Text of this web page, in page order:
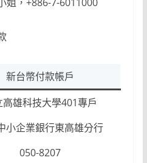
新台幣付款帳戶
高雄科技大學401專戶
小企業銀行東高雄分行
050-8207